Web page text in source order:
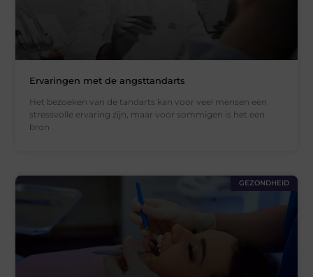
Ervaringen met de angsttandarts
Het bezoeken van de tandarts kan voor veel mensen een
stressvolle ervaring zijn, maar voor sommigen is het een
bron
GEZONDHEID